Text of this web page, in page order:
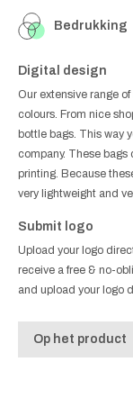
Bedrukking
Digital design
Our extensive range
colours. From nice
bottle bags. This way
company. These
printing. Because
very lightweight and
Submit logo
Upload your logo
receive a free & no-
and upload your logo
Op het product